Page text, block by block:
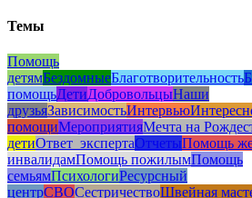
Темы
Помощь
детямБездомныеБлаготворительность
помощьДетиДобровольцыНаши
друзьяЗависимостьИнтервью
помощиМероприятияМечта на
детиОтвет_экспертаОтчетыПомощь
инвалидамПомощь пожилымПомощь
семьямПсихологиРесурсный
центрСВОСестричествоШвейная